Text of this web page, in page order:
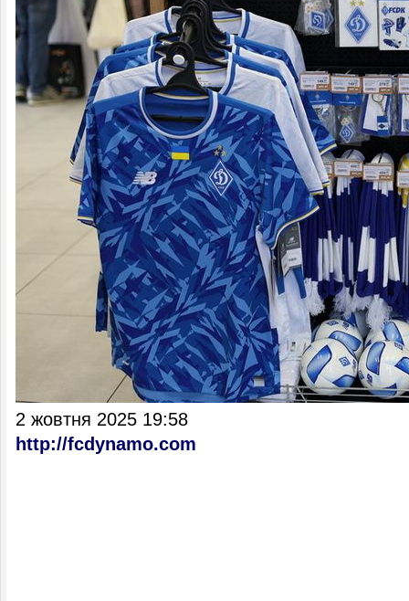
2 жовтня 2025 19:58
http://fcdynamo.com